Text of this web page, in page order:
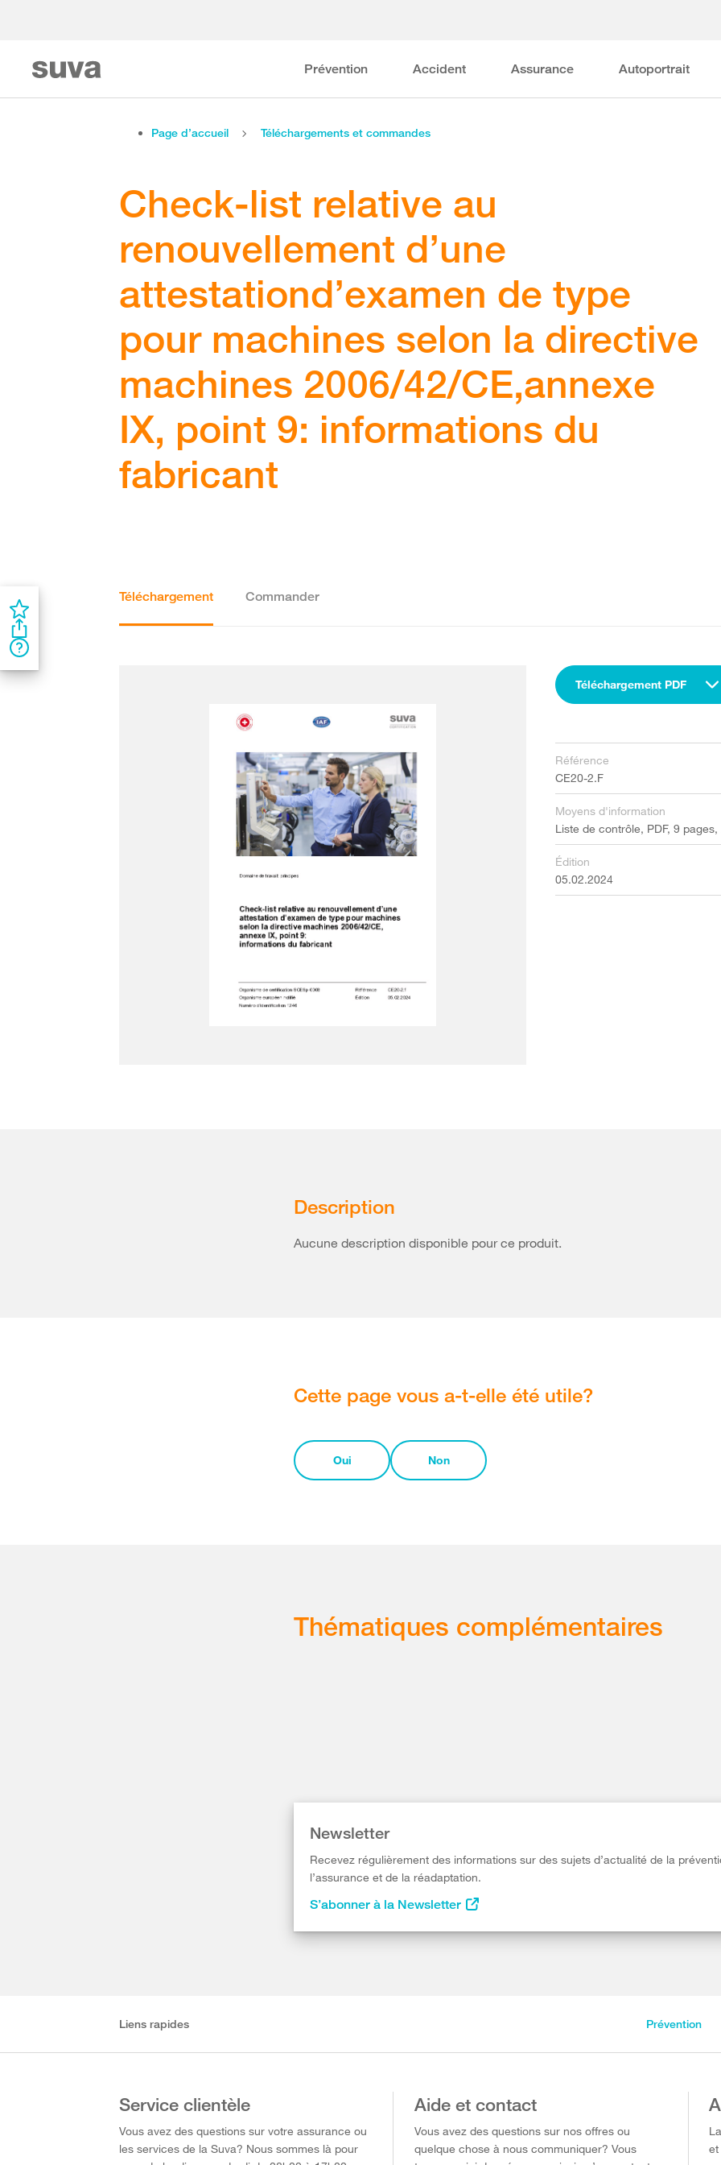
Prévention Accident Assurance Autoportrait
Page d’accueil Téléchargements et commandes
Check-list relative au
renouvellement d’une
attestationd’examen de type
pour machines selon la directive
machines 2006/42/CE,annexe
IX, point 9: informations du
fabricant
Téléchargement Commander
Téléchargement PDF
Référence
CE20-2.F
Moyens d'information
Liste de contrôle, PDF, 9 pages,
Édition
05.02.2024
Description
Aucune description disponible pour ce produit.
Cette page vous a-t-elle été utile?
Oui Non
Thématiques complémentaires
Newsletter
Recevez régulièrement des informations sur des sujets d’actualité de la
l’assurance et de la réadaptation.
S’abonner à la Newsletter
Liens rapides Prévention
Service clientèle
Vous avez des questions sur votre assurance ou
les services de la Suva? Nous sommes là pour
Aide et contact
Vous avez des questions sur nos offres ou
quelque chose à nous communiquer? Vous